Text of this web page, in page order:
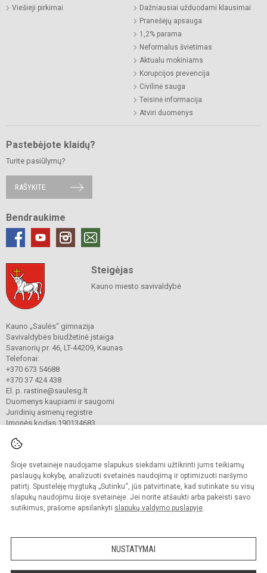
Šioje svetainėje naudojame slapukus siekdami užtikrinti jums teikiamų
paslaugų kokybę, analizuoti svetainės naudojimą ir optimizuoti naršymo
patirtį. Spustelėję mygtuką „Sutinku“, jūs patvirtinate, kad sutinkate su visų
slapukų naudojimu šioje svetainėje. Jei norite atšaukti arba pakeisti savo
sutikimus, prašome apsilankyti slapukų valdymo puslapyje.
NUSTATYMAI
Viešieji pirkimai
Dažniausiai užduodami klausimai
Pranešėjų apsauga
1,2% parama
Neformalus švietimas
Aktualu mokiniams
Korupcijos prevencija
Civilinė sauga
Teisinė informacija
Atviri duomenys
Pastebėjote klaidų?
Turite pasiūlymų?
RAŠYKITE
Bendraukime
Steigėjas
Kauno miesto savivaldybė
Kauno „Saulės“ gimnazija
Savivaldybės biudžetinė įstaiga
Savanorių pr. 46, LT-44209, Kaunas
Telefonai:
+370 673 54688
+370 37 424 438
El. p. rastine@saulesg.lt
Duomenys kaupiami ir saugomi
Juridinių asmenų registre
Įmonės kodas 190134683
© 2023 Kauno „Saulės“ gimnazija. Visos teisės saugomos.
Kopijuoti turinį be raštiško gimnazijos sutikimo griežtai draudžiama.
Prieinamumo paraiška Slapukų valdymas
Sumanus būdas atnaujinti